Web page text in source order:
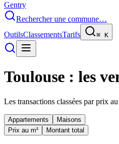
Gentry
Rechercher une commune…
OutilsClassementsTarifs ⌘ K
Toulouse : les
Les transactions classées par prix
Appartements
Maisons
Prix au m²
Montant total